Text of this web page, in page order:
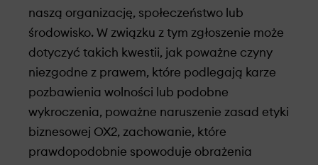
naszą organizację, społeczeństwo lub
środowisko. W związku z tym zgłoszenie może
dotyczyć takich kwestii, jak poważne czyny
niezgodne z prawem, które podlegają karze
pozbawienia wolności lub podobne
wykroczenia, poważne naruszenie zasad etyki
biznesowej OX2, zachowanie, które
prawdopodobnie spowoduje obrażenia